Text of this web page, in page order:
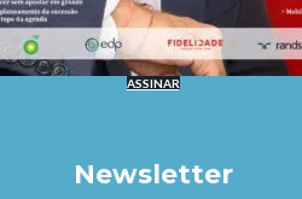
ASSINAR
Newsletter